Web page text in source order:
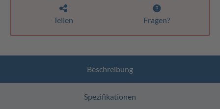
Teilen Fragen?
Beschreibung
Spezifikationen